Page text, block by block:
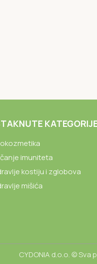
imuniteta
kostiju i zglobova
mišića
CYDONIA d.o.o. © Sva